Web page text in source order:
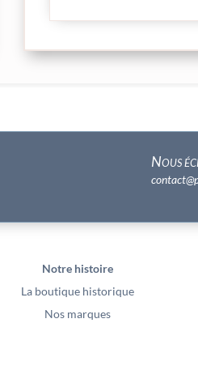
Nous
Notre histoire
La boutique historique
Nos marques